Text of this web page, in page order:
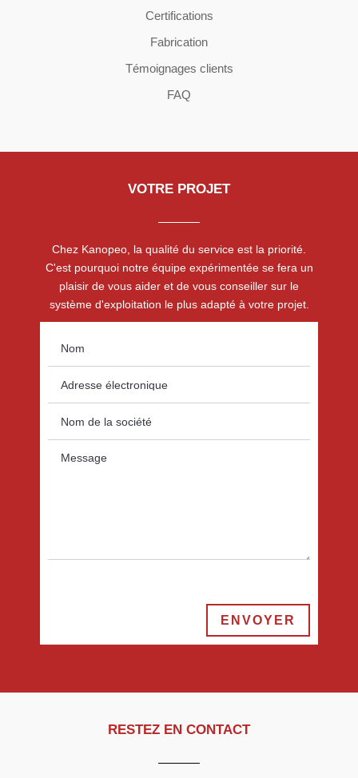
Certifications
Fabrication
Témoignages clients
FAQ
VOTRE PROJET
Chez Kanopeo, la qualité du service est la priorité.
C'est pourquoi notre équipe expérimentée se fera un
plaisir de vous aider et de vous conseiller sur le
système d'exploitation le plus adapté à votre projet.
ENVOYER
RESTEZ EN CONTACT